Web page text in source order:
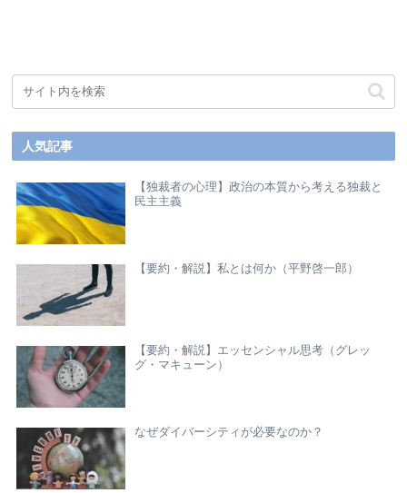
人気記事
【独裁者の心理】政治の本質から考える独裁と
民主主義
【要約・解説】私とは何か（平野啓一郎）
【要約・解説】エッセンシャル思考（グレッ
グ・マキューン）
なぜダイバーシティが必要なのか？